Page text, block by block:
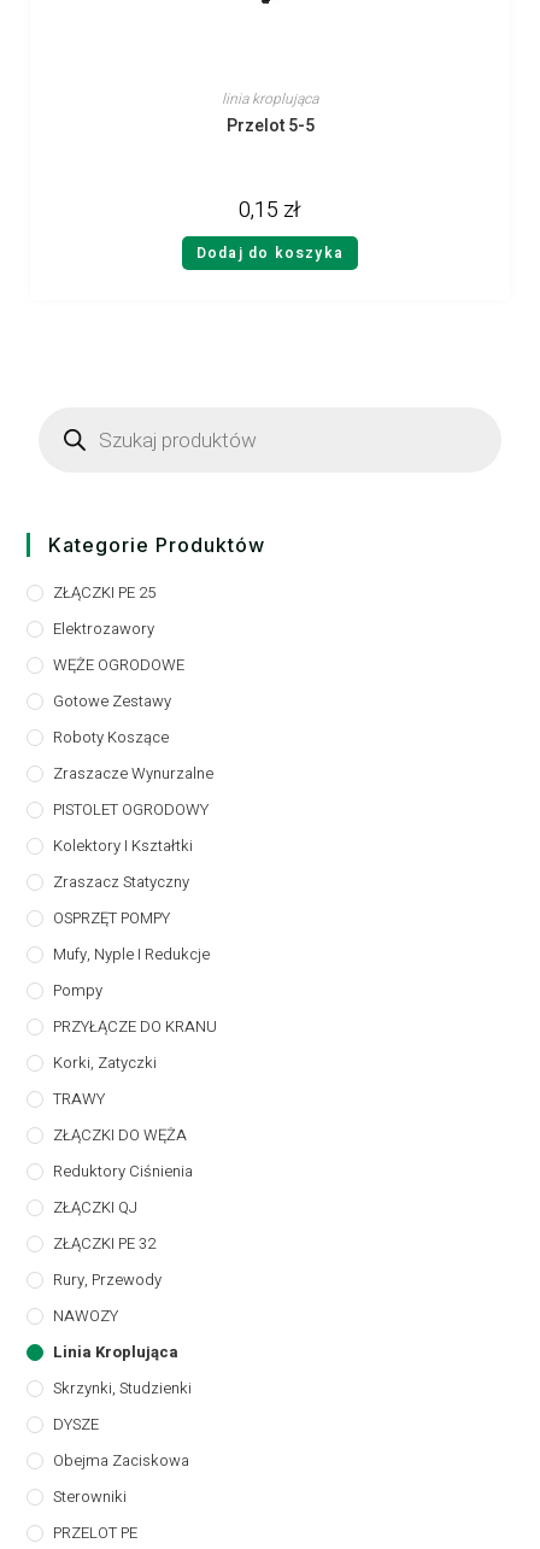
linia kroplująca
Przelot 5-5
0,15 zł
Dodaj do koszyka
Kategorie Produktów
ZŁĄCZKI PE 25
Elektrozawory
WĘŻE OGRODOWE
Gotowe Zestawy
Roboty Koszące
Zraszacze Wynurzalne
PISTOLET OGRODOWY
Kolektory I Kształtki
Zraszacz Statyczny
OSPRZĘT POMPY
Mufy, Nyple I Redukcje
Pompy
PRZYŁĄCZE DO KRANU
Korki, Zatyczki
TRAWY
ZŁĄCZKI DO WĘŻA
Reduktory Ciśnienia
ZŁĄCZKI QJ
ZŁĄCZKI PE 32
Rury, Przewody
NAWOZY
Linia Kroplująca
Skrzynki, Studzienki
DYSZE
Obejma Zaciskowa
Sterowniki
PRZELOT PE